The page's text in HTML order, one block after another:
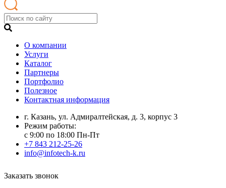
О компании
Услуги
Каталог
Партнеры
Портфолио
Полезное
Контактная информация
г. Казань, ул. Адмиралтейская, д. 3, корпус 3
Режим работы:
с 9:00 по 18:00 Пн-Пт
+7 843 212-25-26
info@infotech-k.ru
Заказать звонок